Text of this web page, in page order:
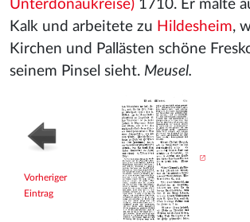
Unterdonaukreise) 1710. Er malte
Kalk und arbeitete zu Hildesheim,
Kirchen und Pallästen schöne
seinem Pinsel sieht. Meusel.
Vorheriger
Eintrag